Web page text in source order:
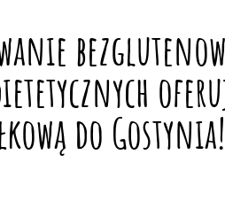
do Gostynia!